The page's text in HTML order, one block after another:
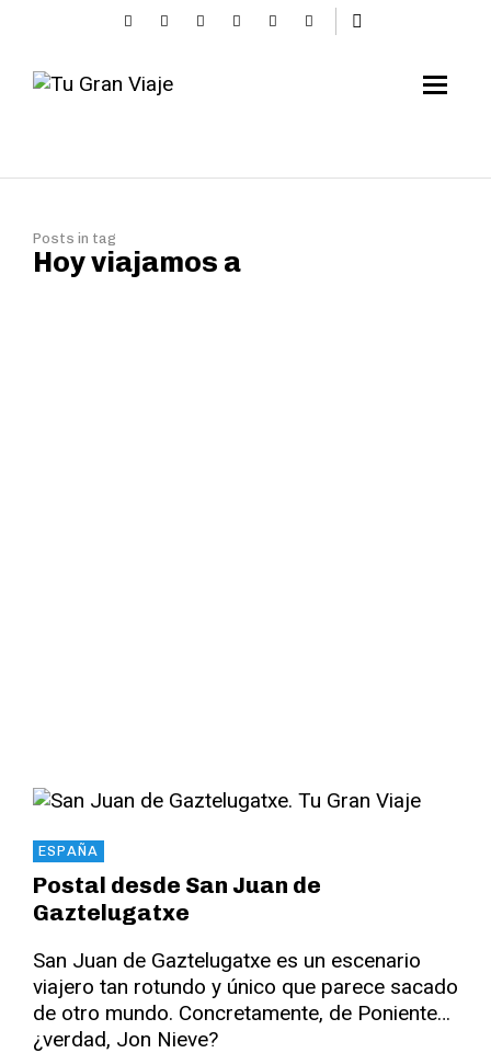
Posts in tag
Hoy viajamos a
ESPAÑA
Postal desde San Juan de
Gaztelugatxe
San Juan de Gaztelugatxe es un escenario
viajero tan rotundo y único que parece sacado
de otro mundo. Concretamente, de Poniente…
¿verdad, Jon Nieve?